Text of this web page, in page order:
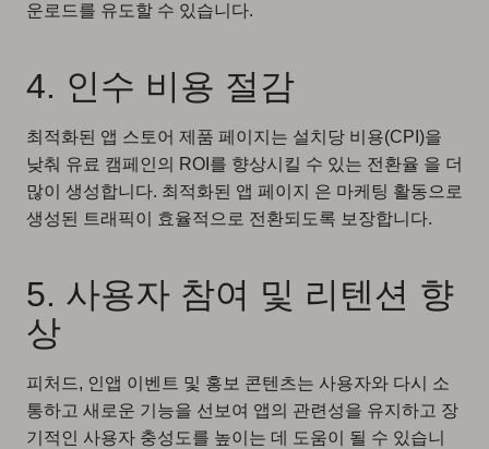
운로드를 유도할 수 있습니다.
4. 인수 비용 절감
최적화된 앱 스토어 제품 페이지는 설치당 비용(CPI)을
낮춰 유료 캠페인의 ROI를 향상시킬 수 있는 전환율 을 더
많이 생성합니다. 최적화된 앱 페이지 은 마케팅 활동으로
생성된 트래픽이 효율적으로 전환되도록 보장합니다.
5. 사용자 참여 및 리텐션 향
상
피처드, 인앱 이벤트 및 홍보 콘텐츠는 사용자와 다시 소
통하고 새로운 기능을 선보여 앱의 관련성을 유지하고 장
기적인 사용자 충성도를 높이는 데 도움이 될 수 있습니